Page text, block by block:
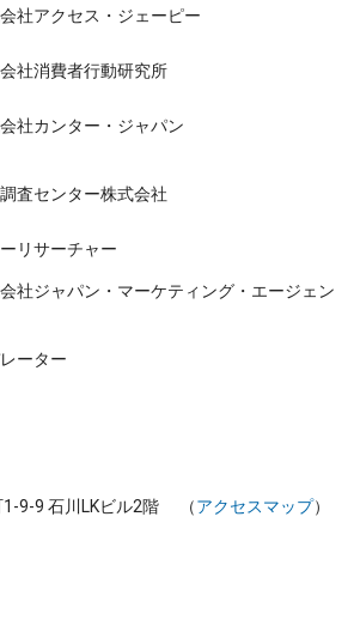
社アクセス・ジェーピー
社消費者行動研究所
社カンター・ジャパン
査センター株式会社
リサーチャー
社ジャパン・マーケティング・エージェン
ーター
1-9-9 石川LKビル2階 （アクセスマップ）